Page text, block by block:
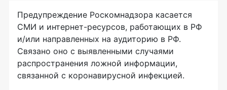
Предупреждение Роскомнадзора касается
СМИ и интернет-ресурсов, работающих в РФ
и/или направленных на аудиторию в РФ.
Связано оно с выявленными случаями
распространения ложной информации,
связанной с коронавирусной инфекцией.